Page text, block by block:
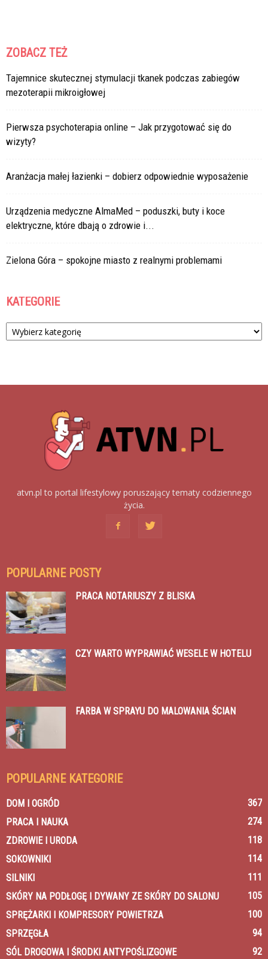
ZOBACZ TEŻ
Tajemnice skutecznej stymulacji tkanek podczas zabiegów
mezoterapii mikroigłowej
Pierwsza psychoterapia online – Jak przygotować się do
wizyty?
Aranżacja małej łazienki – dobierz odpowiednie wyposażenie
Urządzenia medyczne AlmaMed – poduszki, buty i koce
elektryczne, które dbają o zdrowie i...
Zielona Góra – spokojne miasto z realnymi problemami
KATEGORIE
Kategorie
atvn.pl to portal lifestylowy poruszający tematy codziennego
życia.
POPULARNE POSTY
PRACA NOTARIUSZY Z BLISKA
CZY WARTO WYPRAWIAĆ WESELE W HOTELU
FARBA W SPRAYU DO MALOWANIA ŚCIAN
POPULARNE KATEGORIE
DOM I OGRÓD
367
PRACA I NAUKA
274
ZDROWIE I URODA
118
SOKOWNIKI
114
SILNIKI
111
SKÓRY NA PODŁOGĘ I DYWANY ZE SKÓRY DO SALONU
105
SPRĘŻARKI I KOMPRESORY POWIETRZA
100
SPRZĘGŁA
94
SÓL DROGOWA I ŚRODKI ANTYPOŚLIZGOWE
92